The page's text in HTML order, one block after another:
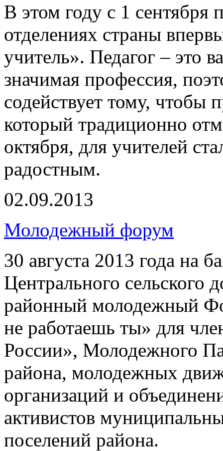
В этом году с 1 сентября
отделениях страны
учитель». Педагог – это
значимая профессия,
содействует тому, чтобы
который традиционно
октября, для учителей
радостным.
02.09.2013
Молодежный форум
30 августа 2013 года на
Центрального
районный молодежный
не работаешь ты» для
России», Молодежного
района, молодежных
организаций и
активистов
поселений района.